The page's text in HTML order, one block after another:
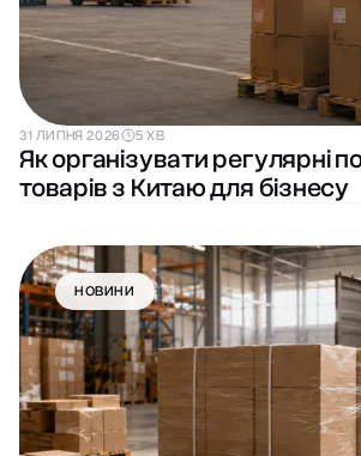
31 ЛИПНЯ 2026 5 ХВ
Як організувати регулярні
товарів з Китаю для бізнесу
НОВИНИ